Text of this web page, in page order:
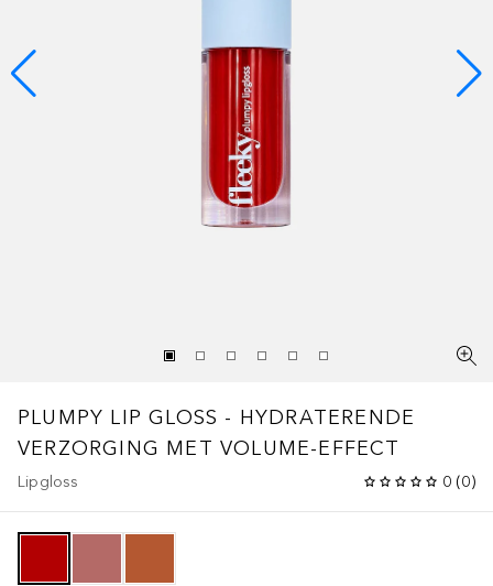
PLUMPY LIP GLOSS - HYDRATERENDE
VERZORGING MET VOLUME-EFFECT
Lipgloss 0 (0)